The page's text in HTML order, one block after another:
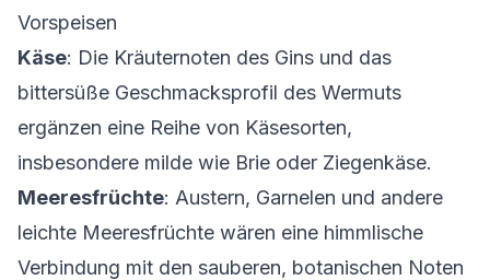
Vorspeisen
Käse: Die Kräuternoten des Gins und das
bittersüße Geschmacksprofil des Wermuts
ergänzen eine Reihe von Käsesorten,
insbesondere milde wie Brie oder Ziegenkäse.
Meeresfrüchte: Austern, Garnelen und andere
leichte Meeresfrüchte wären eine himmlische
Verbindung mit den sauberen, botanischen Noten